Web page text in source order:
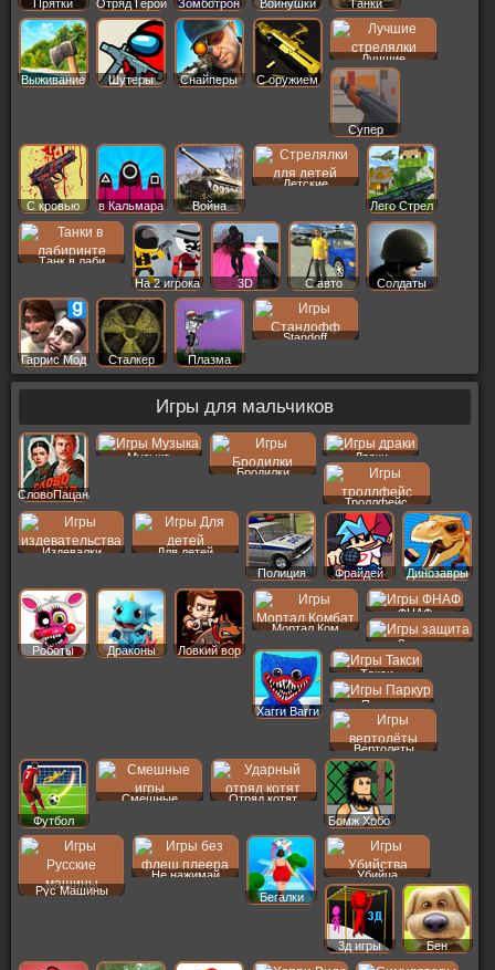
Прятки Отряд Герои Зомботрон Войнушки Танки
Выживание Шутеры Снайперы С оружием
Лучшие
Супер
С кровью в Кальмара Война
Детские
Лего Стрел
Танк в лаби
На 2 игрока
3D С авто Солдаты
Гаррис Мод Сталкер Плазма
Standoff
Игры для мальчиков
СловоПацана
Музыка
Бродилки
Драки
Троллфейс
Издевалки
Для детей
Полиция
Фрайдей Динозавры
Роботы Драконы Ловкий вор
Мортал Ком
ФНАФ
Защита
Хагги Вагги
Такси
Паркур
Вертолеты
Футбол
Смешные
Отряд котят
Бомж Хобо
Рус Машины
Не нажимай
Бегалки
Убийца
3д игры Бен